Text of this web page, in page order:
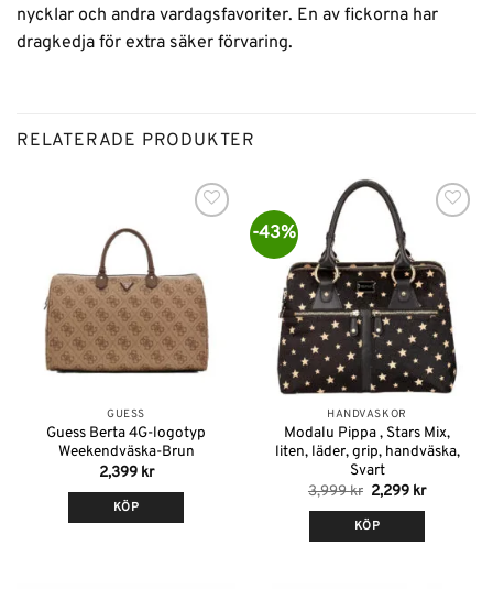
nycklar och andra vardagsfavoriter. En av fickorna har
dragkedja för extra säker förvaring.
RELATERADE PRODUKTER
GUESS
Guess Berta 4G-logotyp
Weekendväska-Brun
2,399 kr
KÖP
-43%
önskelistan
HANDVÄSKOR
Modalu Pippa , Stars Mix,
liten, läder, grip, handväska,
Svart
3,999kr Det
priset
var:
3,999 kr.
2,299 krDet
KÖP